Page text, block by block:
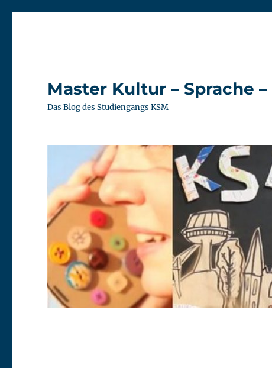
Master Kultur – Sprache
Das Blog des Studiengangs KSM